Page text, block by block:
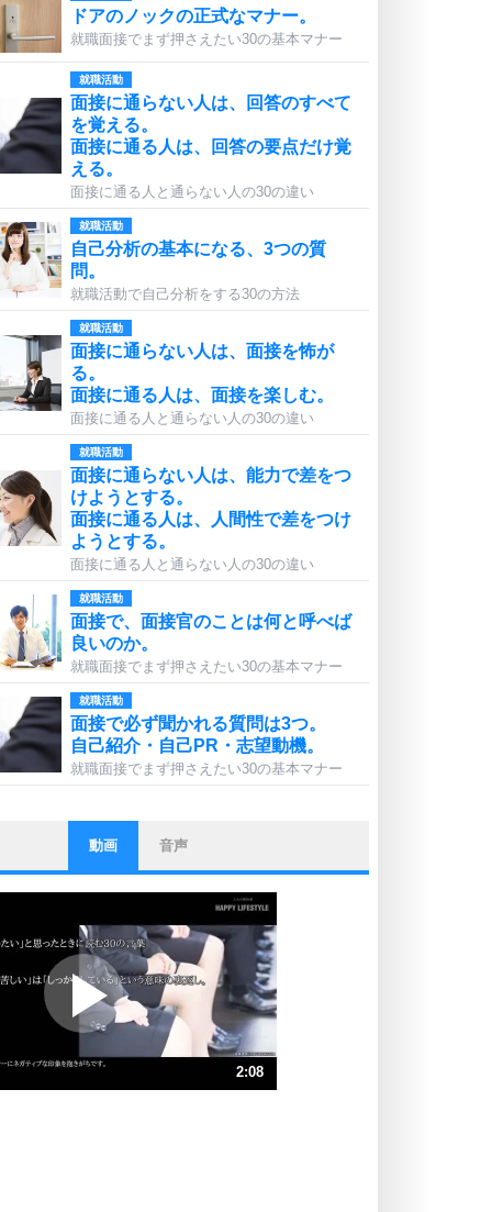
ドアのノックの正式なマナー。
就職面接でまず押さえたい30の基本マナー
就職活動
面接に通らない人は、回答のすべて
を覚える。
面接に通る人は、回答の要点だけ覚
える。
面接に通る人と通らない人の30の違い
就職活動
自己分析の基本になる、3つの質
問。
就職活動で自己分析をする30の方法
就職活動
面接に通らない人は、面接を怖が
る。
面接に通る人は、面接を楽しむ。
面接に通る人と通らない人の30の違い
就職活動
面接に通らない人は、能力で差をつ
けようとする。
面接に通る人は、人間性で差をつけ
ようとする。
面接に通る人と通らない人の30の違い
就職活動
面接で、面接官のことは何と呼べば
良いのか。
就職面接でまず押さえたい30の基本マナー
就職活動
面接で必ず聞かれる質問は3つ。
自己紹介・自己PR・志望動機。
就職面接でまず押さえたい30の基本マナー
ストレス対策
他人と比べない。
いっそのこと、他人を見ない。
プラス思考
ポジティブになれない原因は、行動
しないから。
ポジティブ思考になる30の方法
ストレス対策
動画 音声
2:08